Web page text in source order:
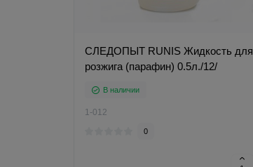
СЛЕДОПЫТ RUNIS Жидкость для
розжига (парафин) 0.5л./12/
В наличии
1-012
0